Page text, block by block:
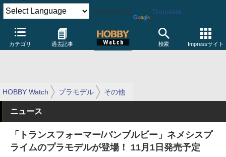
Powered by Translate
カテゴリ 過去記事 検索 Impressサイト
HOBBY Watch プラモデル その他
ニュース
「トランスフォーマー/バンブルビー」ネメシスプ
ライムのプラモデルが登場！ 11月1日発売予定